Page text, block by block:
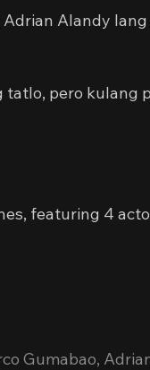
Alandy
pero kulang
featuring 4
Gumabao,